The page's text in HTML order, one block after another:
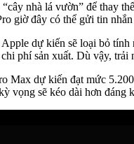
nhà lá vườn” để
giờ đây có thể gửi tin
dự kiến sẽ loại bỏ
phí sản xuất. Dù vậy,
Max dự kiến đạt mức
vọng sẽ kéo dài hơn đáng